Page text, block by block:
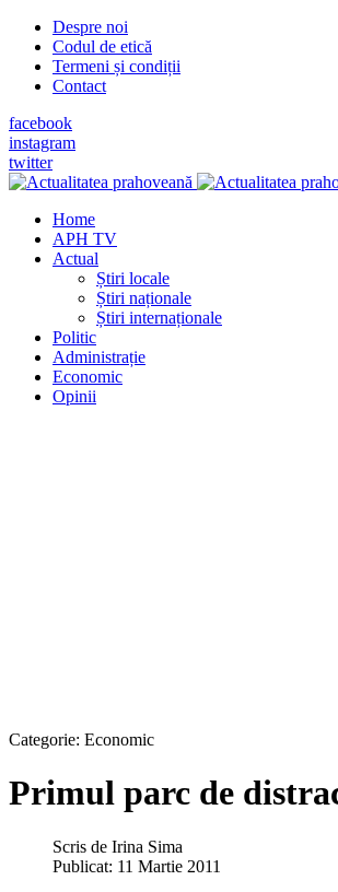
Despre noi
Codul de etică
Termeni și condiții
Contact
facebook
instagram
twitter
Home
APH TV
Actual
Știri locale
Știri naționale
Știri internaționale
Politic
Administrație
Economic
Opinii
Categorie: Economic
Primul parc de
Scris de Irina Sima
Publicat: 11 Martie 2011